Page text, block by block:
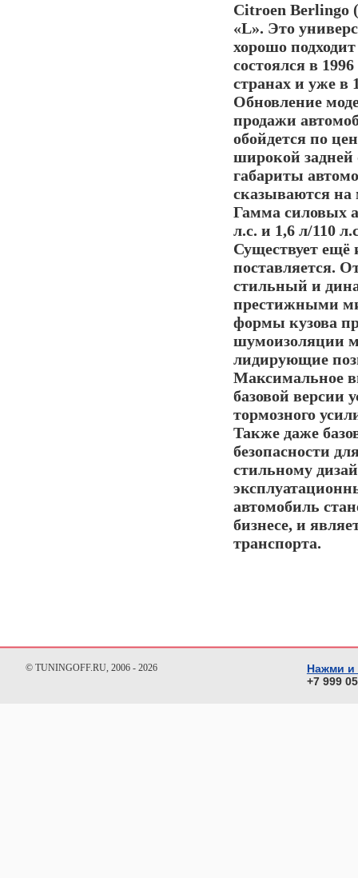
Citroen Berlingo
«L». Это
хорошо
состоялся в
странах и уже в
Обновление
продажи
обойдется по
широкой
габариты
сказываются на
Гамма силовых
л.с. и 1,6 л/110
Существует ещё
поставляется.
стильный и
престижными
формы кузова
шумоизоляции
лидирующие
Максимальное
базовой версии
тормозного
Также даже
безопасности
стильному
автомобиль
бизнесе, и
транспорта.
© TUNINGOFF.RU, 2006 - 2026
Нажми и
+7 999